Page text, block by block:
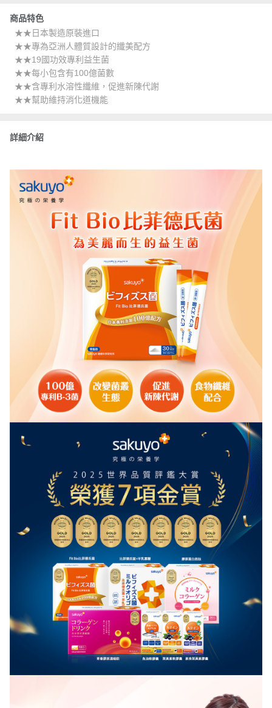
商品特色
★★日本製造原裝進口
★★專為亞洲人體質設計的纖美配方
★★19國功效專利益生菌
★★每小包含有100億菌數
★★含專利水溶性纖維，促進新陳代謝
★★幫助維持消化道機能
詳細介紹